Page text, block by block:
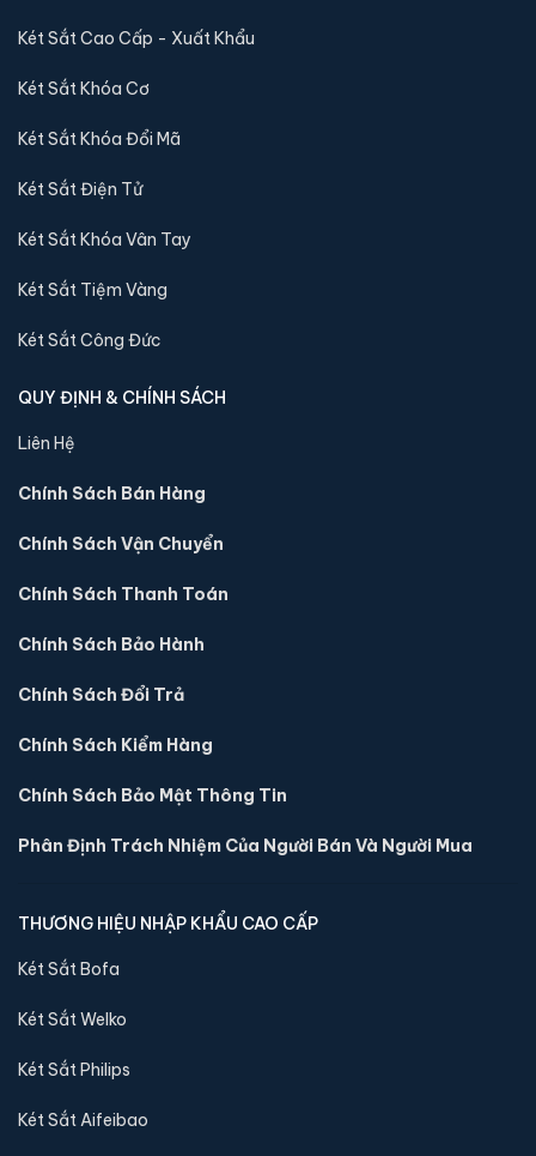
tới quý khách
Sản phẩm cùng dòng Két sắt Aifeibao
Khám phá thêm các mẫu thuộc dòng
so sánh kích thước, công nghệ khoá và mức giá trước khi đặt
hàng.
Két sắt mini Aifeibao HK-MD-25II-QCZ vân tay
📐 Kích thước:26 x 35 x 28 cm
⚖️ Trọng lượng:11 kg
🛡️ Bảo hành:36 tháng
2,900,000 đ
Két Sắt Cao Cấp - Xuất Khẩu
Két Sắt Khóa Cơ
Két Sắt Khóa Đổi Mã
Két Sắt Điện Tử
Két Sắt Khóa Vân Tay
Két Sắt Tiệm Vàng
Két Sắt Công Đức
QUY ĐỊNH & CHÍNH SÁCH
Liên Hệ
Chính Sách Bán Hàng
Chính Sách Vận Chuyển
Chính Sách Thanh Toán
Chính Sách Bảo Hành
Chính Sách Đổi Trả
Chính Sách Kiểm Hàng
Chính Sách Bảo Mật Thông Tin
Phân Định Trách Nhiệm Của Người Bán Và Người Mua
THƯƠNG HIỆU NHẬP KHẨU CAO CẤP
Két Sắt Bofa
Két Sắt Welko
Két Sắt Philips
Két Sắt Aifeibao